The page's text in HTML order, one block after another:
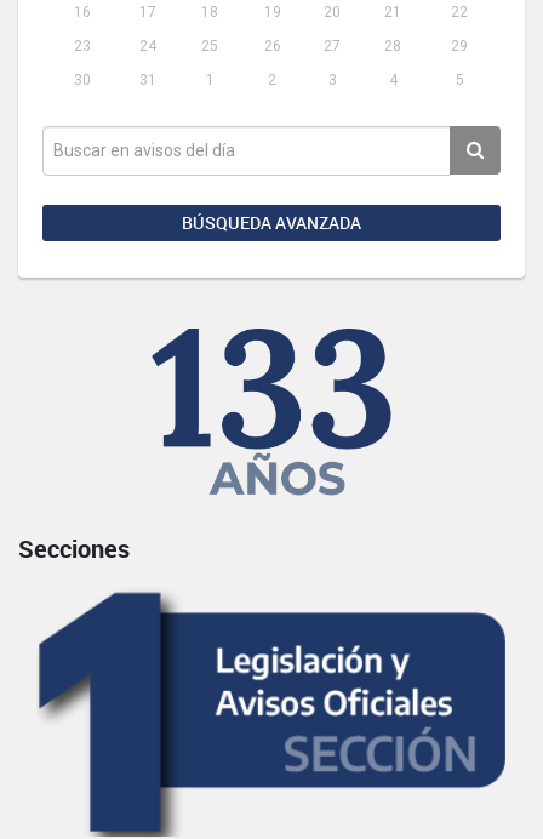
16
17 18 19 20 21
22
23
24 25 26 27 28
29
30
31 1 2 3 4 5
BÚSQUEDA AVANZADA
Secciones